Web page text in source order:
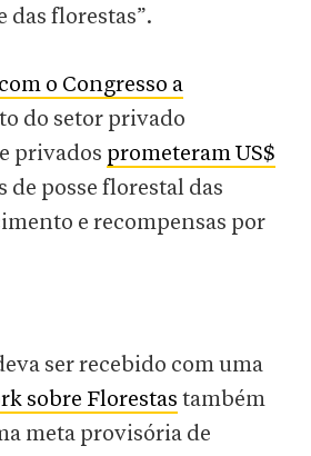
das florestas”.
o Congresso a
do setor privado
privados prometeram US$
de posse florestal das
e recompensas por
ser recebido com uma
sobre Florestas também
meta provisória de